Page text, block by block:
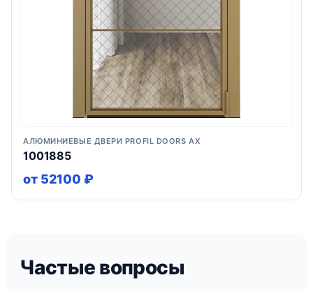
АЛЮМИНИЕВЫЕ ДВЕРИ PROFIL DOORS AX
1001885
от 52100 ₽
Частые вопросы